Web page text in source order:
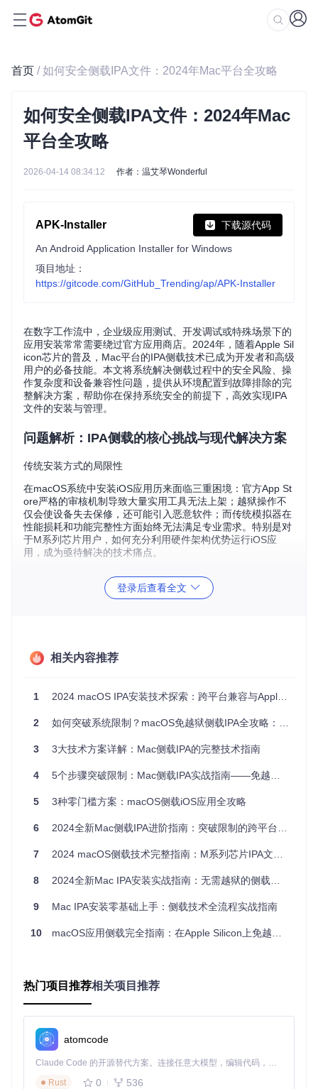
首页 / 如何安全侧载IPA文件：2024年Mac平台全攻略
如何安全侧载IPA文件：2024年Mac
平台全攻略
2026-04-14 08:34:12 作者：温艾琴Wonderful
APK-Installer 下载源代码
An Android Application Installer for Windows
项目地址：
https://gitcode.com/GitHub_Trending/ap/APK-Installer
在数字工作流中，企业级应用测试、开发调试或特殊场景下的
应用安装常常需要绕过官方应用商店。2024年，随着Apple Sil
icon芯片的普及，Mac平台的IPA侧载技术已成为开发者和高级
用户的必备技能。本文将系统解决侧载过程中的安全风险、操
作复杂度和设备兼容性问题，提供从环境配置到故障排除的完
整解决方案，帮助你在保持系统安全的前提下，高效实现IPA
文件的安装与管理。
问题解析：IPA侧载的核心挑战与现代解决方案
传统安装方式的局限性
在macOS系统中安装iOS应用历来面临三重困境：官方App St
ore严格的审核机制导致大量实用工具无法上架；越狱操作不
仅会使设备失去保修，还可能引入恶意软件；而传统模拟器在
性能损耗和功能完整性方面始终无法满足专业需求。特别是对
于M系列芯片用户，如何充分利用硬件架构优势运行iOS应
用，成为亟待解决的技术痛点。
现代侧载技术的突破
2024年的侧载技术已实现三大突破：基于Apple Silicon的原生
全、高效地在Mac上体验iOS生态。
实施指南：IPA侧载的"准备-实施-验证"三阶段
准备阶段：环境配置与工具安装
🛠️系统兼容性检查
确认macOS版本为13.0（Ventura）或更高
验证设备芯片类型（Apple Silicon或Intel）
必要工具部署 通过Homebrew安装核心组件：
在"开发者模式"选项中启用开发功能
📱设备连接与信任配置
使用原装数据线连接iOS设备至Mac
登录后查看全文
相关内容推荐
1 2024 macOS IPA安装技术探索：跨平台兼容与Apple Silicon优化指南
2 如何突破系统限制？macOS免越狱侧载IPA全攻略：M系列芯片优化指南
3 3大技术方案详解：Mac侧载IPA的完整技术指南
4 5个步骤突破限制：Mac侧载IPA实战指南——免越狱安装iOS应用完全攻略
5 3种零门槛方案：macOS侧载iOS应用全攻略
6 2024全新Mac侧载IPA进阶指南：突破限制的跨平台应用部署方案
7 2024 macOS侧载技术完整指南：M系列芯片IPA文件部署与优化方案
8 2024全新Mac IPA安装实战指南：无需越狱的侧载技术与M系列芯片适配方案
9 Mac IPA安装零基础上手：侧载技术全流程实战指南
10 macOS应用侧载完全指南：在Apple Silicon上免越狱运行iOS应用
热门项目推荐相关项目推荐
atomcode
Claude Code 的开源替代方案。连接任意大模型，编辑代码，运行命令，自动验证 — 全自动执行。用 Rust 构建，极致性能。 ｜ An open-source alternative to Claude Code. Connect any LLM, edit code, run commands, and verify changes — autonomously. Built in Rust for speed. Get Started
Rust
0 536